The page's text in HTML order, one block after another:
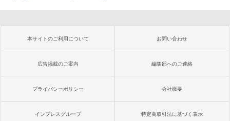
本サイトのご利用について お問い合わせ
広告掲載のご案内 編集部へのご連絡
プライバシーポリシー 会社概要
インプレスグループ 特定商取引法に基づく表示